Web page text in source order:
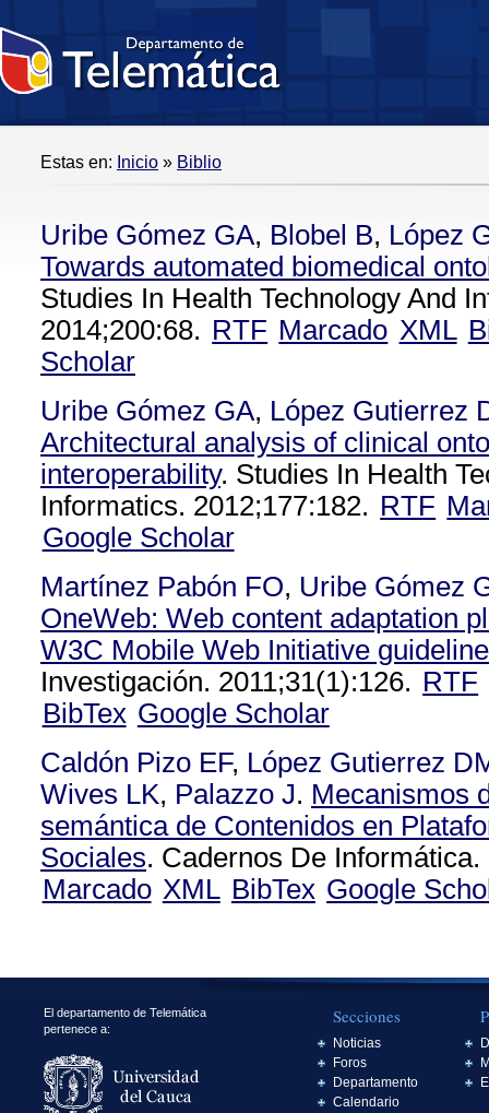
Estas en: Inicio » Biblio
Uribe Gómez GA, Blobel B, López
Towards automated biomedical
Studies In Health Technology And
2014;200:68. RTF Marcado XML
Scholar
Uribe Gómez GA, López Gutierrez
Architectural analysis of clinical
interoperability. Studies In Health
Informatics. 2012;177:182. RTF
Google Scholar
Martínez Pabón FO, Uribe Gómez
OneWeb: Web content adaptation
W3C Mobile Web Initiative
Investigación. 2011;31(1):126. RTF
BibTex Google Scholar
Caldón Pizo EF, López Gutierrez
Wives LK, Palazzo J. Mecanismos
semántica de Contenidos en
Sociales. Cadernos De Informática.
Marcado XML BibTex Google
El departamento de Telemática
pertenece a:
Secciones
Noticias
Foros
Departamento
Calendario